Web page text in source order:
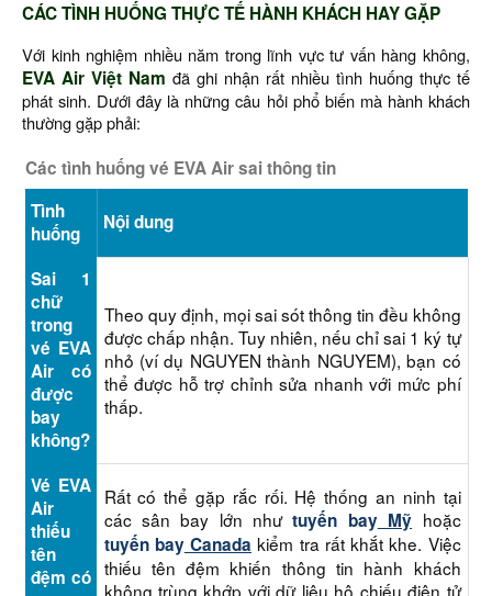
CÁC TÌNH HUỐNG THỰC TẾ HÀNH KHÁCH HAY GẶP
Với kinh nghiệm nhiều năm trong lĩnh vực tư vấn hàng không,
EVA Air Việt Nam đã ghi nhận rất nhiều tình huống thực tế
phát sinh. Dưới đây là những câu hỏi phổ biến mà hành khách
thường gặp phải:
Các tình huống vé EVA Air sai thông tin
Tình
huống
Nội dung
Sai 1
chữ
trong
vé EVA
Air có
được
bay
không?
Theo quy định, mọi sai sót thông tin đều không
được chấp nhận. Tuy nhiên, nếu chỉ sai 1 ký tự
nhỏ (ví dụ NGUYEN thành NGUYEM), bạn có
thể được hỗ trợ chỉnh sửa nhanh với mức phí
thấp.
Vé EVA
Air
thiếu
tên
đệm có
Rất có thể gặp rắc rối. Hệ thống an ninh tại
các sân bay lớn nhưtuyến bayMỹ hoặc
tuyến bayCanada kiểm tra rất khắt khe. Việc
thiếu tên đệm khiến thông tin hành khách
không trùng khớp với dữ liệu hộ chiếu điện tử